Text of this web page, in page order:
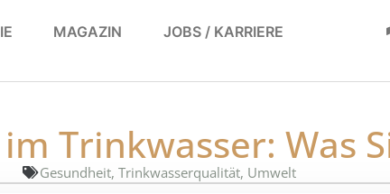
MAGAZIN JOBS / KARRIERE
Trinkwasser: Was
Gesundheit, Trinkwasserqualität, Umwelt